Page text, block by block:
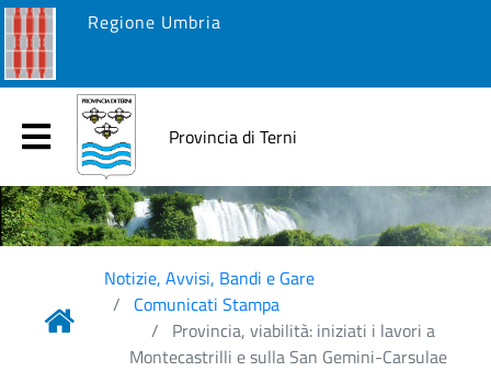
Regione Umbria
Provincia di Terni
Notizie, Avvisi, Bandi e Gare
Comunicati Stampa
Provincia, viabilità: iniziati i lavori a
Montecastrilli e sulla San Gemini-Carsulae